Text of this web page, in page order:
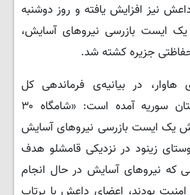
نیز افزایش یافته و روز دوشنبه
ایست بازرسی نیروهای آسایش،
جزیره کشته شد.
در بیانیه‌ی فرماندهی کل
نیروهای آسایش کردستان سوریه آمده است: «شامگاه ۳۰
یک ایست بازرسی نیروهای آسایش
زینود در نزدیکی قامشلو هدف
که نیروهای آسایش در حال انجام